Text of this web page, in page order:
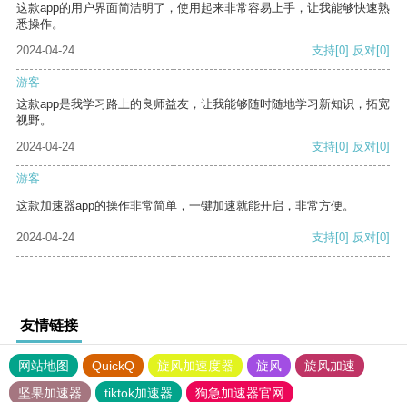
这款app的用户界面简洁明了，使用起来非常容易上手，让我能够快速熟
悉操作。
2024-04-24
支持[0] 反对[0]
游客
这款app是我学习路上的良师益友，让我能够随时随地学习新知识，拓宽
视野。
2024-04-24
支持[0] 反对[0]
游客
这款加速器app的操作非常简单，一键加速就能开启，非常方便。
2024-04-24 支持[0] 反对[0]
友情链接
网站地图 QuickQ 旋风加速度器 旋风
旋风加速
坚果加速器
tiktok加速器
狗急加速器官网